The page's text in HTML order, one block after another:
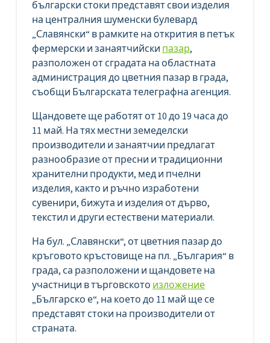
български стоки представят свои изделия
на централния шуменски булевард
„Славянски“ в рамките на открития в петък
фермерски и занаятчийски пазар,
разположен от сградата на областната
администрация до цветния пазар в града,
съобщи Българската телеграфна агенция.
Щандовете ще работят от 10 до 19 часа до
11 май. На тях местни земеделски
производители и занаятчии предлагат
разнообразие от пресни и традиционни
хранителни продукти, мед и пчелни
изделия, както и ръчно изработени
сувенири, бижута и изделия от дърво,
текстил и други естествени материали.
На бул. „Славянски“, от цветния пазар до
кръговото кръстовище на пл. „България“ в
града, са разположени и щандовете на
участници в търговското изложение
„Българско е“, на което до 11 май ще се
представят стоки на производители от
страната.